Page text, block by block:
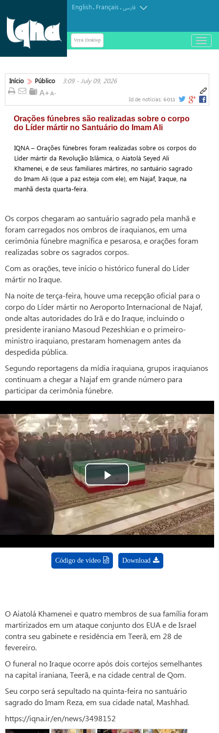
English. Français.فارسی
Versi Desktop
باز
و
کردن
Início Público 3:09 - July 09, 2026
Id de notícias: 6011
Orações fúnebres são realizadas sobre o corpo
do Líder mártir no Santuário do Imam Ali
IQNA – Orações fúnebres foram realizadas sobre os corpos do
Líder mártir da Revolução Islâmica, o Aiatolá Seyed Ali
Khamenei, e de seus familiares mártires, no santuário sagrado
do Imam Ali (que a paz esteja com ele), em Najaf, Iraque, na
manhã desta quarta-feira.
Os corpos chegaram ao santuário sagrado pela manhã e
foram carregados nos ombros de iraquianos, em uma
cerimônia fúnebre magnífica e pesarosa, e orações foram
realizadas sobre os sagrados corpos.
Com as orações, teve início o histórico funeral do Líder
mártir no Iraque.
Na noite de terça-feira, houve uma recepção oficial para o
corpo do Líder mártir no Aeroporto Internacional de Najaf,
onde altas autoridades do Irã e do Iraque, incluindo o
presidente iraniano Masoud Pezeshkian e o primeiro-
ministro iraquiano, prestaram homenagem antes da
despedida pública.
Segundo reportagens da mídia iraquiana, grupos iraquianos
continuam a chegar a Najaf em grande número para
participar da cerimônia fúnebre.
Play
Video
Código de vídeo Download
O Aiatolá Khamenei e quatro membros de sua família foram
martirizados em um ataque conjunto dos EUA e de Israel
contra seu gabinete e residência em Teerã, em 28 de
fevereiro.
O funeral no Iraque ocorre após dois cortejos semelhantes
na capital iraniana, Teerã, e na cidade central de Qom.
Seu corpo será sepultado na quinta-feira no santuário
sagrado do Imam Reza, em sua cidade natal, Mashhad.
https://iqna.ir/en/news/3498152